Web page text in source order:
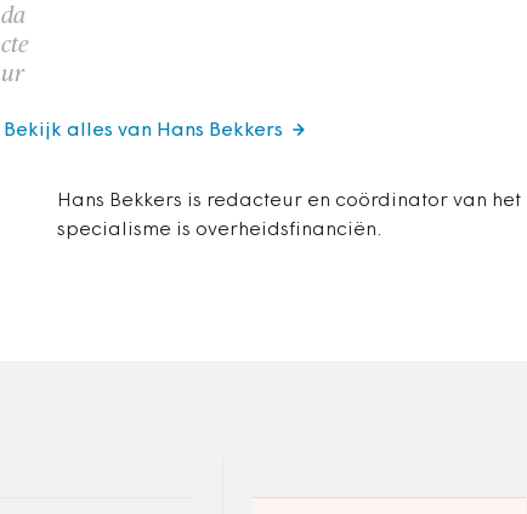
da
cte
ur
Hans Bekkers is redacteur en coördinator van
specialisme is overheidsfinanciën.
Bekijk alles van Hans Bekkers